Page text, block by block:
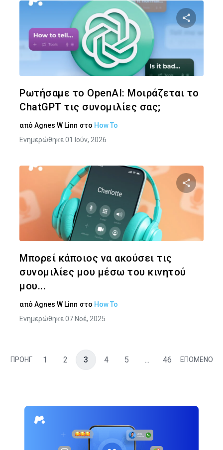
Ρωτήσαμε το OpenAI: Μοιράζεται το
ChatGPT τις συνομιλίες σας;
από Agnes W Linn στο How To
Ενημερώθηκε 01 Ιούν, 2026
Μπορεί κάποιος να ακούσει τις
συνομιλίες μου μέσω του κινητού
μου...
από Agnes W Linn στο How To
Ενημερώθηκε 07 Νοέ, 2025
ΠΡΟΗΓ 1 2 3 4 5 ... 46 ΕΠΟΜΕΝΟ